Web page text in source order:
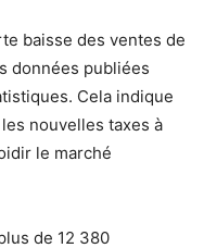
baisse des ventes de
données publiées
Cela indique
nouvelles taxes à
le marché
de 12 380